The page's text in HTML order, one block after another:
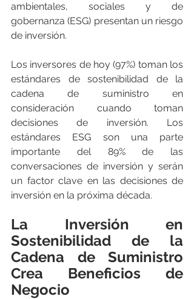
ambientales, sociales y de
gobernanza (ESG) presentan un riesgo
de inversión.
Los inversores de hoy (97%) toman los
estándares de sostenibilidad de la
cadena de suministro en
consideración cuando toman
decisiones de inversión. Los
estándares ESG son una parte
importante del 89% de las
conversaciones de inversión y serán
un factor clave en las decisiones de
inversión en la próxima década.
La Inversión en
Sostenibilidad de la
Cadena de Suministro
Crea Beneficios de
Negocio